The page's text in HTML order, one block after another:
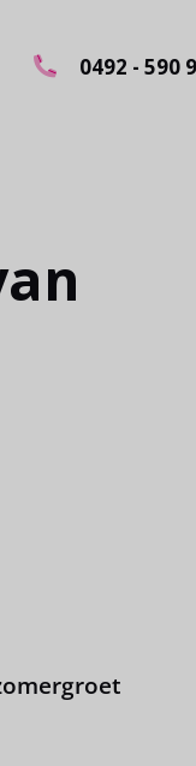
0492 - 590